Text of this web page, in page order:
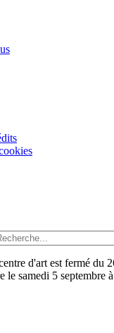
d'art est fermé du
le samedi 5 septembre